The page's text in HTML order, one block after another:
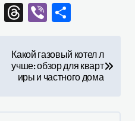
WhatsApp
Threads
Viber
Какой газовый котел л
учше: обзор для кварт
иры и частного дома